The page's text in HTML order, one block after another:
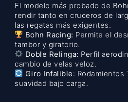
El modelo más probado de
rendir tanto en cruceros de
las regatas más exigentes.
Bohn Racing: Permite el
tambor y giratorio.
Doble Relinga: Perfil
cambio de velas veloz.
Giro Infalible: Rodamientos
suavidad bajo carga.